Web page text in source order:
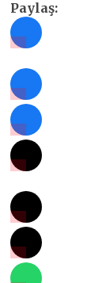
Paylaş: